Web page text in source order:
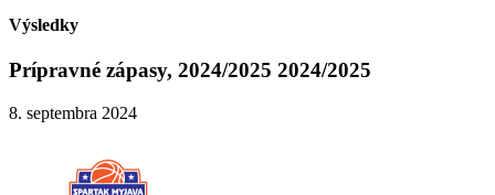
Výsledky
Prípravné zápasy, 2024/2025 2024/2025
8. septembra 2024